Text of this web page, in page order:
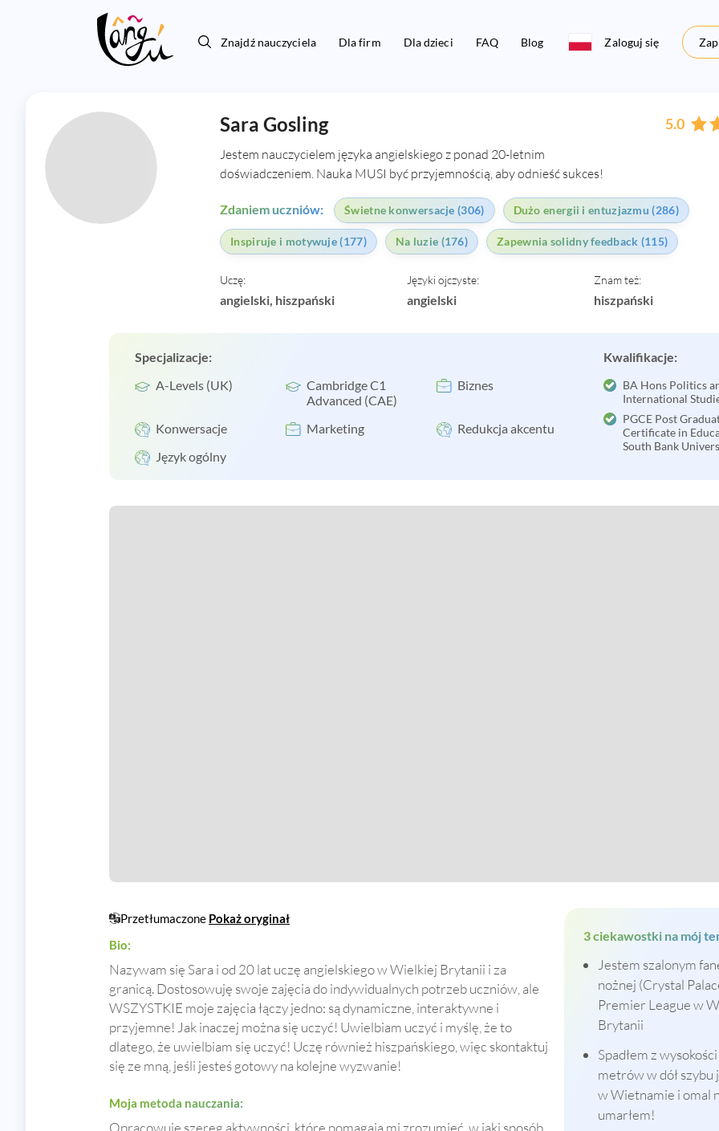
Znajdź nauczyciela Dla firm Dla dzieci FAQ Blog Zaloguj się
Sara Gosling
Jestem nauczycielem języka angielskiego z ponad 20-letnim
doświadczeniem. Nauka MUSI być przyjemnością, aby odnieść sukces!
5.0
Zdaniem uczniów: Świetne konwersacje (306) Dużo energii i entuzjazmu (286)
Inspiruje i motywuje (177) Na luzie (176) Zapewnia solidny feedback (115)
Uczę:
angielski, hiszpański
Języki ojczyste:
angielski
Znam też:
hiszpański
Specjalizacje:
A-Levels (UK)
Cambridge C1
Advanced (CAE)
Biznes
Konwersacje Marketing
Redukcja akcentu
Język ogólny
Kwalifikacje:
BA Hons Politics
International
PGCE Post
Certificate in
South Bank
Przetłumaczone Pokaż oryginał
Bio:
Nazywam się Sara i od 20 lat uczę angielskiego w Wielkiej Brytanii i za
granicą. Dostosowuję swoje zajęcia do indywidualnych potrzeb uczniów, ale
WSZYSTKIE moje zajęcia łączy jedno: są dynamiczne, interaktywne i
przyjemne! Jak inaczej można się uczyć! Uwielbiam uczyć i myślę, że to
dlatego, że uwielbiam się uczyć! Uczę również hiszpańskiego, więc skontaktuj
się ze mną, jeśli jesteś gotowy na kolejne wyzwanie!
Moja metoda nauczania:
Opracowuję szereg aktywności, które pomagają mi zrozumieć, w jaki sposób
3 ciekawostki na mój
Jestem szalonym
nożnej (Crystal
Premier League w
Brytanii
Spadłem z
metrów w dół szybu
w Wietnamie i omal
umarłem!